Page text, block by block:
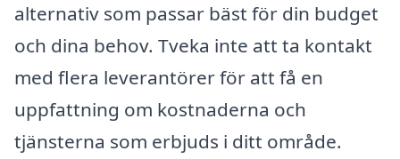
alternativ som passar bäst för din budget
och dina behov. Tveka inte att ta kontakt
med flera leverantörer för att få en
uppfattning om kostnaderna och
tjänsterna som erbjuds i ditt område.